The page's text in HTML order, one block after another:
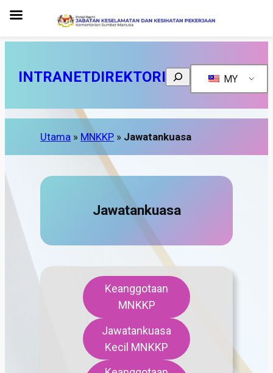
INTRANETDIREKTORI Search MY
Utama » MNKKP » Jawatankuasa
Jawatankuasa
Keanggotaan
MNKKP
Jawatankuasa
Kecil MNKKP